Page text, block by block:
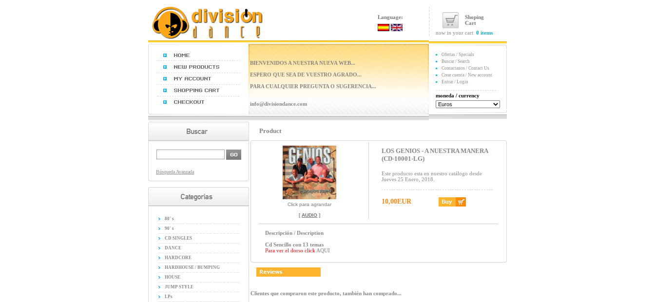
Language:
Shoping
Cart
now in your cart 0 items
BIENVENIDOS A NUESTRA NUEVA WEB...
ESPERO QUE SEA DE VUESTRO AGRADO...
PARA CUALQUIER PREGUNTA O SUGERENCIA...
info@divisiondance.com
Ofertas / Specials
Buscar / Search
Contactanos / Contact Us
Crear cuenta / New account
Entrar / Login
moneda / currency
Búsqueda Avanzada
80' s
90' s
CD SINGLES
DANCE
HARDCORE
HARDHOUSE / BUMPING
HOUSE
JUMP STYLE
LPs
Product
Click para agrandar
[ AUDIO ]
LOS GENIOS - A NUESTRA MANERA
(CD-10001-LG)
Este producto esta en nuestro catálogo desde
Jueves 25 Enero, 2018.
10,00EUR
Descripción / Description
Cd Sencillo con 13 temas
Para ver el dorso click AQUI
Clientes que compraron este producto, también han comprado...